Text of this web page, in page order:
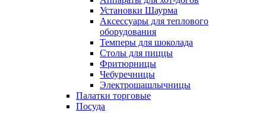
Установки Шаурма
Аксессуары для теплового
оборудования
Темперы для шоколада
Столы для пиццы
Фритюрницы
Чебуречницы
Электрошашлычницы
Палатки торговые
Посуда